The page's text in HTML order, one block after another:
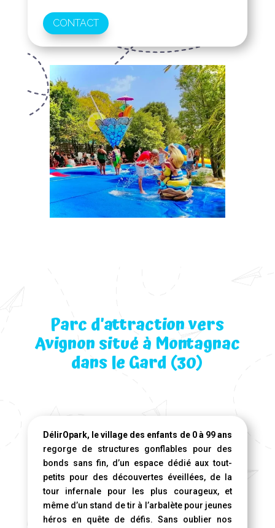
CONTACT
Parc d’attraction vers
Avignon situé à Montagnac
dans le Gard (30)
DélirOpark, le village des enfants de 0 à 99 ans
regorge de structures gonflables pour des
bonds sans fin, d’un espace dédié aux tout-
petits pour des découvertes éveillées, de la
tour infernale pour les plus courageux, et
même d’un stand de tir à l’arbalète pour jeunes
héros en quête de défis. Sans oublier nos